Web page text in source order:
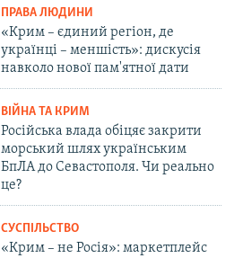
ПРАВА ЛЮДИНИ
«Крим – єдиний регіон, де
українці – меншість»: дискусія
навколо нової пам'ятної дати
ВІЙНА ТА КРИМ
Російська влада обіцяє закрити
морський шлях українським
БпЛА до Севастополя. Чи реально
це?
СУСПІЛЬСТВО
«Крим – не Росія»: маркетплейс